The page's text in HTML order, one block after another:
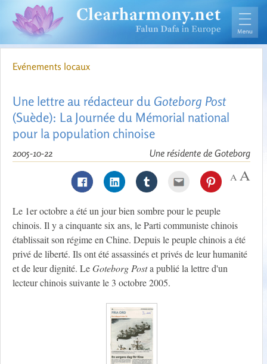
Evénements locaux
Une lettre au rédacteur du Goteborg Post
(Suède): La Journée du Mémorial national
pour la population chinoise
Une résidente de Goteborg
2005-10-22
Le 1er octobre a été un jour bien sombre pour le peuple
chinois. Il y a cinquante six ans, le Parti communiste chinois
établissait son régime en Chine. Depuis le peuple chinois a été
privé de liberté. Ils ont été assassinés et privés de leur humanité
et de leur dignité. LeGoteborg Posta publié la lettre d'un
lecteur chinois suivante le 3 octobre 2005.